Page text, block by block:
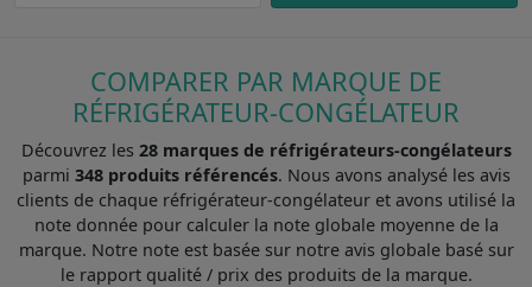
COMPARER PAR MARQUE DE
RÉFRIGÉRATEUR-CONGÉLATEUR
Découvrez les 28 marques de réfrigérateurs-congélateurs
parmi 348 produits référencés. Nous avons analysé les avis
clients de chaque réfrigérateur-congélateur et avons utilisé la
note donnée pour calculer la note globale moyenne de la
marque. Notre note est basée sur notre avis globale basé sur
le rapport qualité / prix des produits de la marque.